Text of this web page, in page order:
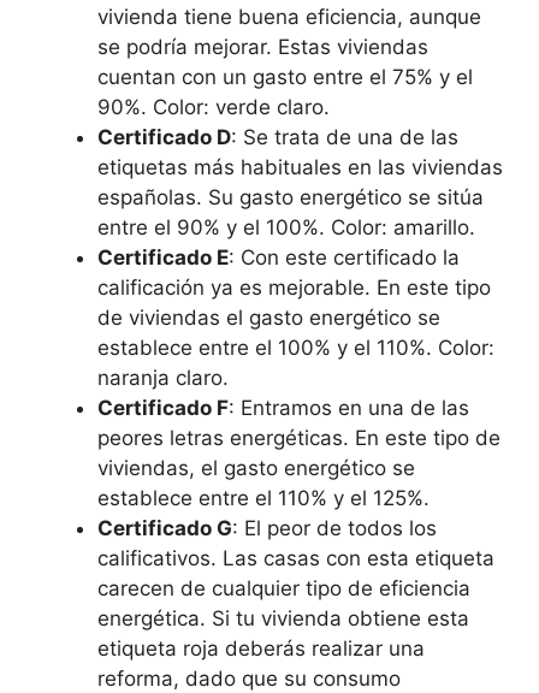
vivienda tiene buena eficiencia, aunque
se podría mejorar. Estas viviendas
cuentan con un gasto entre el 75% y el
90%. Color: verde claro.
Certificado D: Se trata de una de las
etiquetas más habituales en las viviendas
españolas. Su gasto energético se sitúa
entre el 90% y el 100%. Color: amarillo.
Certificado E: Con este certificado la
calificación ya es mejorable. En este tipo
de viviendas el gasto energético se
establece entre el 100% y el 110%. Color:
naranja claro.
Certificado F: Entramos en una de las
peores letras energéticas. En este tipo de
viviendas, el gasto energético se
establece entre el 110% y el 125%.
Certificado G: El peor de todos los
calificativos. Las casas con esta etiqueta
carecen de cualquier tipo de eficiencia
energética. Si tu vivienda obtiene esta
etiqueta roja deberás realizar una
reforma, dado que su consumo